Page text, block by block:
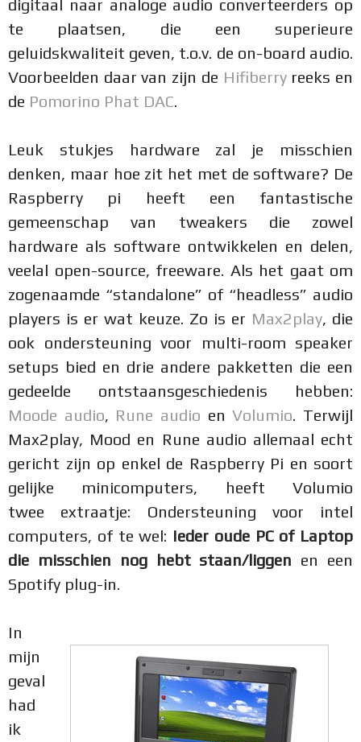
digitaal naar analoge audio converteerders op
te plaatsen, die een superieure
geluidskwaliteit geven, t.o.v. de on-board audio.
Voorbeelden daar van zijn de Hifiberryreeks en
de Pomorino Phat DAC.
Leuk stukjes hardware zal je misschien
denken, maar hoe zit het met de software? De
Raspberry pi heeft een fantastische
gemeenschap van tweakers die zowel
hardware als software ontwikkelen en delen,
veelal open-source, freeware. Als het gaat om
zogenaamde “standalone” of “headless” audio
players is er wat keuze. Zo is er Max2play, die
ook ondersteuning voor multi-room speaker
setups bied en drie andere pakketten die een
gedeelde ontstaansgeschiedenis hebben:
Moode audio, Rune audio enVolumio. Terwijl
Max2play, Mood en Rune audio allemaal echt
gericht zijn op enkel de Raspberry Pi en soort
gelijke minicomputers, heeft Volumio
twee extraatje: Ondersteuning voor intel
computers, of te wel: Ieder oude PC of Laptop
die misschien nog hebt staan/liggen en een
Spotify plug-in.
In
mijn
geval
had
ik